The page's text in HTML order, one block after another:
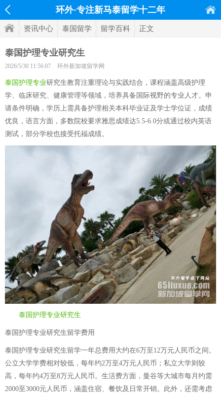
环外·专注新马泰留学十二年
资讯中心 泰国留学 留学百科 正文
泰国护理专业研究生
2026/5/30 11:56:07 环外新加坡留学网
泰国护理专业研究生教育注重理论与实践结合，课程涵盖高级护理
学、临床研究、健康管理等领域，培养具备国际视野的专业人才。申
请条件明确，学历上需具备护理相关本科毕业证及学士学位证，成绩
优良，语言方面，多数院校要求雅思成绩达5.5-6.0分或通过校内英语
测试，部分学校也接受托福成绩。
泰国护理专业研究生
泰国护理专业研究生留学费用
泰国护理专业研究生留学一年总费用大约在6万至12万元人民币之间。
公立大学学费相对较低，每年约2万至4万元人民币；私立大学则较
高，每年约4万至8万元人民币。生活费方面，曼谷等大城市每月约需
2000至3000元人民币，涵盖住宿、餐饮及日常开销。此外，还需考虑